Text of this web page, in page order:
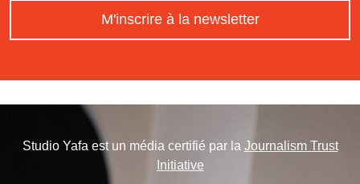
M'inscrire à la newsletter
Studio Yafa est un média certifié par la Journalism Trust
Initiative